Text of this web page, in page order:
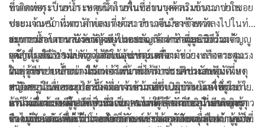
ขาตกท่อระบายน้ำ เหตุเกิดภายในซอยบางด้วน เข้าจากปากซอย
ประมาณ 50 เมตร ตำบลบางด้วน อำเภอเมือง จังหวัด
สมุทรปราการ หลังรับแจ้งจึงประสาน เจ้าหน้าที่มูลนิธิร่วม
กตัญญู เดินทางไปตรวจสอบและช่วยเหลือ
ที่เกิดเหตุ เป็นท่อระบายน้ำในพื้นที่ส่วนบุคคลริมถนนภายใน
ซอย เจ้าหน้าที่พบนักท่องเที่ยวสาวชาวจีน ขาซ้ายตกลงไปในท่อ
ระบายน้ำ โดยขายังคาติดอยู่ในตระแกรงฝาท่อระบายน้ำ เจ้า
หน้าที่มูลนิธิร่วมกตัญญู จึงใช้อุปกรณ์เครื่องตัดถ่าง ถ่างตระแกรง
ฝาท่อระบายน้ำออก ใช้เวลาไม่นานสามารถนำขานักท่องเที่ยง
หญิงชาวจีนออกมาได้ ซึ่งจากการตรวจสอบ พบรอยแดงที่ขาซ้าย
แต่ไม่มีอาการผิดรูปที่ขาหรือบาดแผลใดๆ นักท่องเที่ยวหญิงชาว
จีนไม่ประสงค์ที่จะไปโรงพยาบาล และได้กล่าวขอบคุณเจ้าหน้าที่
จากการสอบถาม นายธัญเทพ กอบธัญกิจ อาสามูลนิธิร่วมกตัญญู
จุดสำโรงใต้ 28 เล่าว่า ได้รับแจ้งเหตุขอความช่วยเหลือจากศูนย์
วิทยุกู้ชีพปราการว่ามีนักท่องเที่ยวชาวต่างชาติประสบอุบัติเหตุ
ขาติดอยู่ในท่อระบายน้ำ เมื่อเจ้าหน้าที่ซึ่งปฏิบัติหน้าที่อยู่ใน
บริเวณใกล้เคียงไปถึงจุดเกิดเหตุ พบว่าผู้บาดเจ็บอยู่ในสภาพขา
ติดอยู่กับแผ่นเหล็กฝาท่อ โดยลักษณะของอุบัติเหตุเกิดจากผู้บาด
ในการช่วยเหลือช่วงแรก เจ้าหน้าที่ได้รีบประสานงานทีม
สนับสนุนเพื่อขออุปกรณ์ตัดถ่างเข้ามาดำเนินการ โดยใช้เวลาใน
การง้างแผ่นเหล็กออกประมาณ 10 นาที ก็สามารถนำขาของผู้
บาดเจ็บออกมาได้เป็นผลสำเร็จ จากการตรวจสอบอาการบาดเจ็บ
ด้าน เพื่อนของผู้บาดเจ็บซึ่งเป็นคนไทย ได้เล่าถึงวินาทีเกิดเหตุ
ว่า ขณะกำลังเดินเท้าจากพิพิธภัณฑ์ช้างเอราวัณเพื่อไปถ่ายรูป